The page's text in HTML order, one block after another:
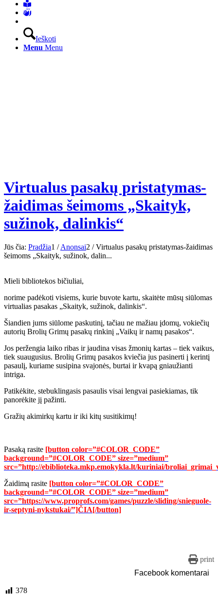
Ieškoti
Menu Menu
Virtualus pasakų pristatymas-
žaidimas šeimoms „Skaityk,
sužinok, dalinkis“
Jūs čia: Pradžia1 / Anonsai2 / Virtualus pasakų pristatymas-žaidimas
šeimoms „Skaityk, sužinok, dalin...
Mieli bibliotekos bičiuliai,
norime padėkoti visiems, kurie buvote kartu, skaitėte mūsų siūlomas
virtualias pasakas „Skaityk, sužinok, dalinkis“.
Šiandien jums siūlome paskutinį, tačiau ne mažiau įdomų, vokiečių
autorių Brolių Grimų pasakų rinkinį „Vaikų ir namų pasakos“.
Jos peržengia laiko ribas ir jaudina visas žmonių kartas – tiek vaikus,
tiek suaugusius. Brolių Grimų pasakos kviečia jus pasinerti į kerintį
pasaulį, kuriame susipina svajonės, burtai ir kvapą gniaužianti
intriga.
Patikėkite, stebuklingasis pasaulis visai lengvai pasiekiamas, tik
panorėkite jį pažinti.
Gražių akimirkų kartu ir iki kitų susitikimų!
Pasaką rasite [button color=”#COLOR_CODE”
background=”#COLOR_CODE” size=”medium”
src=”http://ebiblioteka.mkp.emokykla.lt/kuriniai/
Žaidimą rasite [button color=”#COLOR_CODE”
background=”#COLOR_CODE” size=”medium”
src=”https://www.proprofs.com/games/puzzle/sliding/snieguole-
ir-septyni-nykstukai/”]ČIA[/button]
print
Facebook komentarai
378